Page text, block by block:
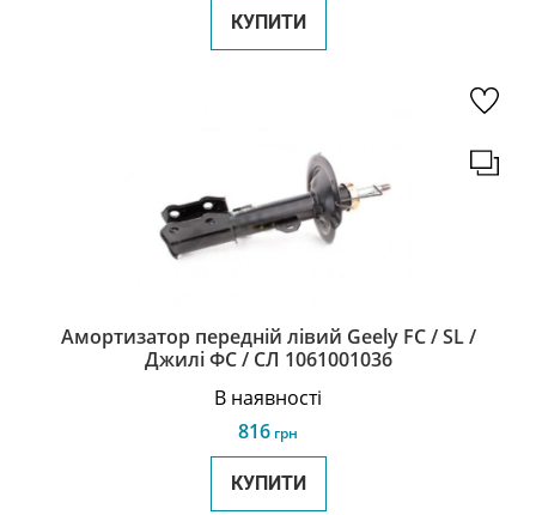
КУПИТИ
Амортизатор передній лівий Geely FC / SL /
Джилі ФС / СЛ 1061001036
В наявності
816 грн
КУПИТИ